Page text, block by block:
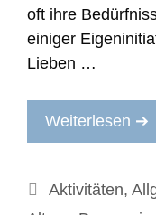
oft ihre
einiger
Lieben …
Weiterlesen ➔
Kategorien
Aktivitäten,